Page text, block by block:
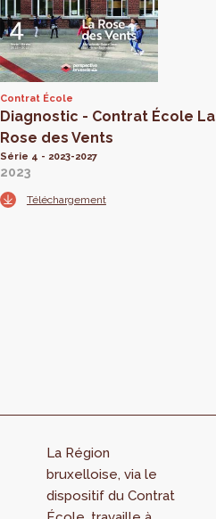
Contrat École
Diagnostic - Contrat École La
Rose des Vents
Série 4 - 2023-2027
2023
Téléchargement
La Région
bruxelloise, via le
dispositif du Contrat